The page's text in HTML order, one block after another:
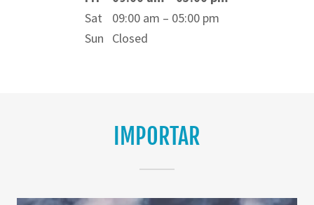
Sat
09:00 am – 05:00 pm
Sun
Closed
IMPORTAR